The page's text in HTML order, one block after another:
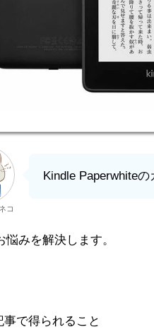
コ
Kindle Paperwhiteの
悩みを解決します。
事で得られること